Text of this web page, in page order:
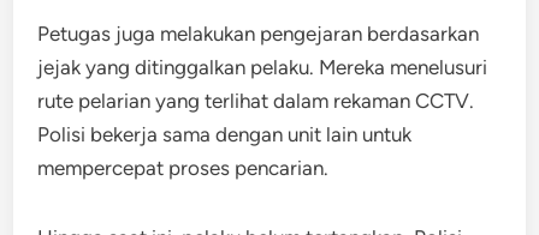
Petugas juga melakukan pengejaran berdasarkan
jejak yang ditinggalkan pelaku. Mereka menelusuri
rute pelarian yang terlihat dalam rekaman CCTV.
Polisi bekerja sama dengan unit lain untuk
mempercepat proses pencarian.